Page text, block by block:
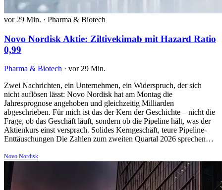
vor 29 Min. · Pharma & Biotech
Novo Nordisk Aktie: Ziltivekimab mit Hazard Ratio
0,99
Pharma & Biotech · vor 29 Min.
Zwei Nachrichten, ein Unternehmen, ein Widerspruch, der sich
nicht auflösen lässt: Novo Nordisk hat am Montag die
Jahresprognose angehoben und gleichzeitig Milliarden
abgeschrieben. Für mich ist das der Kern der Geschichte – nicht die
Frage, ob das Geschäft läuft, sondern ob die Pipeline hält, was der
Aktienkurs einst versprach. Solides Kerngeschäft, teure Pipeline-
Enttäuschungen Die Zahlen zum zweiten Quartal 2026 sprechen…
Novo Nordisk